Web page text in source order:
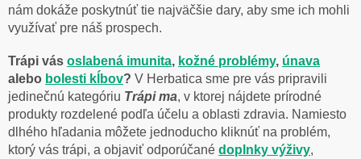
nám dokáže poskytnúť tie najväčšie dary, aby sme ich mohli
využívať pre náš prospech.
Trápi vás oslabená imunita, kožné problémy, únava
alebo bolesti kĺbov? V Herbatica sme pre vás pripravili
jedinečnú kategóriu Trápi ma, v ktorej nájdete prírodné
produkty rozdelené podľa účelu a oblasti zdravia. Namiesto
dlhého hľadania môžete jednoducho kliknúť na problém,
ktorý vás trápi, a objaviť odporúčané doplnky výživy,